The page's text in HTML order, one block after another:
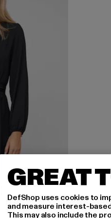
GREAT
DefShop uses cookies to
and measure interest-
This may also include the